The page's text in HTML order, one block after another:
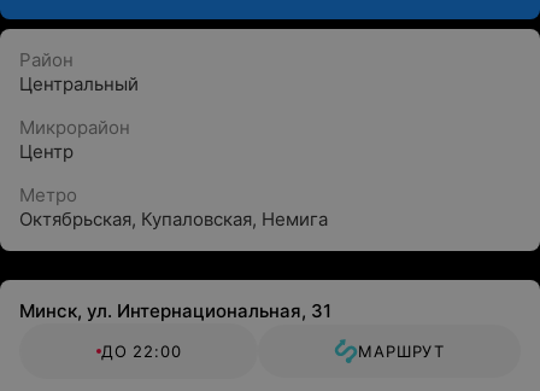
Район
Центральный
Микрорайон
Центр
Метро
Октябрьская, Купаловская, Немига
Минск, ул. Интернациональная, 31
ДО 22:00 МАРШРУТ